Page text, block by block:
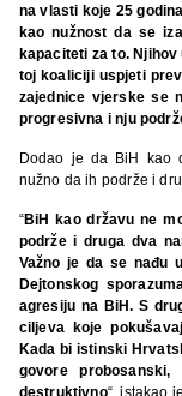
na vlasti koje 25
kao nužnost da se
kapaciteti za to.
toj koaliciji uspjeti
zajednice vjerske se
progresivna i nju
Dodao je da BiH kao
nužno da ih podrže i
“BiH kao državu ne
podrže i druga dva
Važno je da se nađu
Dejtonskog
agresiju na BiH. S
ciljeva koje
Kada bi istinski
govore
destruktivno“, istakao